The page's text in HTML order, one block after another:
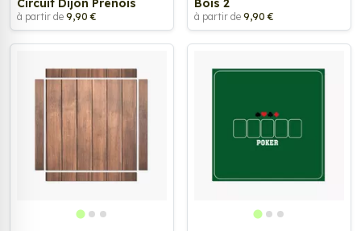
Circuit Dijon Prenois
à partir de 9,90 €
Bois 2
à partir de 9,90 €